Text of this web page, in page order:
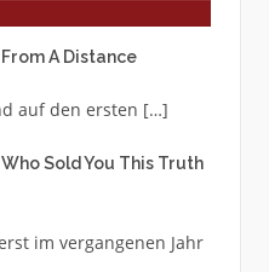
A Distance
auf den ersten […]
Sold You This Truth
im vergangenen Jahr